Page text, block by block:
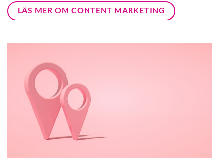
LÄS MER OM CONTENT MARKETING